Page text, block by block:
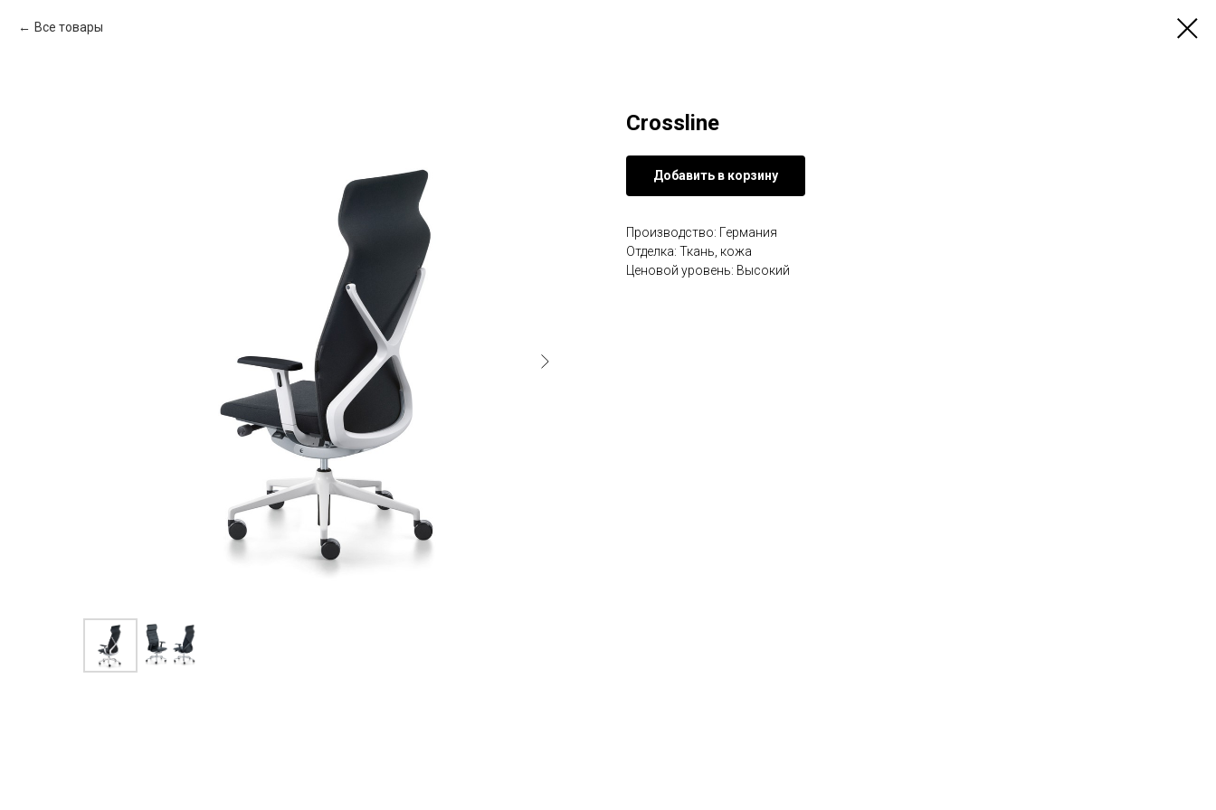
Все товары
Crossline
Добавить в корзину
Производство: Германия
Отделка: Ткань, кожа
Ценовой уровень: Высокий